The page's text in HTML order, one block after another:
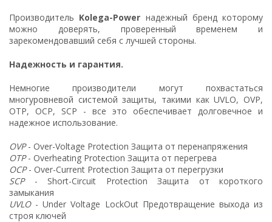
Производитель Kolega-Power надежный бренд которому
можно доверять, проверенный временем и
зарекомендовавший себя с лучшей стороны.
Надежность и гарантия.
Немногие производители могут похвастаться
многуровневой системой защиты, такими как UVLO, OVP,
OTP, OCP, SCP - все это обеспечивает долговечное и
надежное использование.
OVP- Over-Voltage Protection Защита от перенапряжения
OTP- Overheating Protection Защита от перегрева
OCP- Over-Current Protection Защита от перегрузки
SCP- Short-Circuit Protection Защита от короткого
замыкания
UVLO- Under Voltage LockOut Предотвращение выхода из
строя ключей